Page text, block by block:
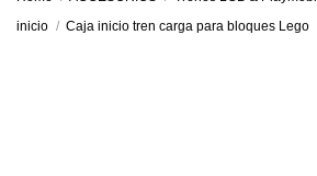
inicio
Caja inicio tren carga para bloques Lego